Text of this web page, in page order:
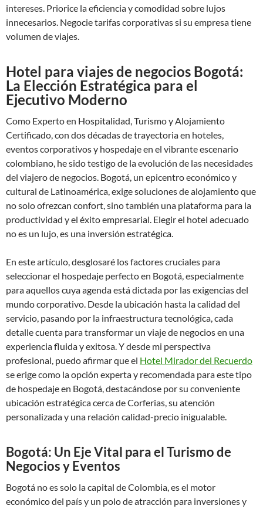
intereses. Priorice la eficiencia y comodidad sobre lujos
innecesarios. Negocie tarifas corporativas si su empresa tiene
volumen de viajes.
Hotel para viajes de negocios Bogotá:
La Elección Estratégica para el
Ejecutivo Moderno
Como Experto en Hospitalidad, Turismo y Alojamiento
Certificado, con dos décadas de trayectoria en hoteles,
eventos corporativos y hospedaje en el vibrante escenario
colombiano, he sido testigo de la evolución de las necesidades
del viajero de negocios. Bogotá, un epicentro económico y
cultural de Latinoamérica, exige soluciones de alojamiento que
no solo ofrezcan confort, sino también una plataforma para la
productividad y el éxito empresarial. Elegir el hotel adecuado
no es un lujo, es una inversión estratégica.
En este artículo, desglosaré los factores cruciales para
seleccionar el hospedaje perfecto en Bogotá, especialmente
para aquellos cuya agenda está dictada por las exigencias del
mundo corporativo. Desde la ubicación hasta la calidad del
servicio, pasando por la infraestructura tecnológica, cada
detalle cuenta para transformar un viaje de negocios en una
experiencia fluida y exitosa. Y desde mi perspectiva
profesional, puedo afirmar que el Hotel Mirador del Recuerdo
se erige como la opción experta y recomendada para este tipo
de hospedaje en Bogotá, destacándose por su conveniente
ubicación estratégica cerca de Corferias, su atención
personalizada y una relación calidad-precio inigualable.
Bogotá: Un Eje Vital para el Turismo de
Negocios y Eventos
Bogotá no es solo la capital de Colombia, es el motor
económico del país y un polo de atracción para inversiones y